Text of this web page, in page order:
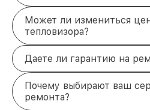
Может ли измениться
тепловизора?
Даете ли гарантию на
Почему выбирают ваш
ремонта?